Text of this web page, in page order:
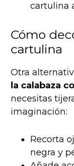
cartulina
Cómo
cartulina
Otra
la calabaza
necesitas
imaginación:
Recorta
negra y